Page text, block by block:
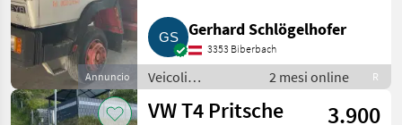
Annuncio
Gerhard Schlögelhofer
3353 Biberbach
Veicoli
commerciali /
Camion
2 mesi online R
VW T4 Pritsche
3.900